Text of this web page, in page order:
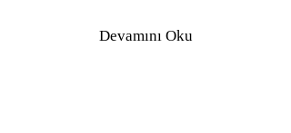
Devamını Oku